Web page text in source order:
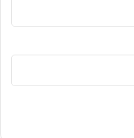
erfolgreich in